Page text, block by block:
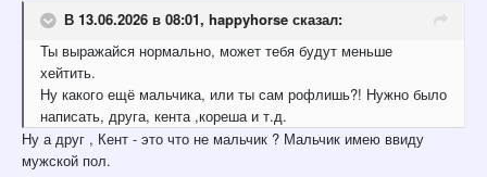
В 13.06.2026 в 08:01, happyhorse сказал:
Ты выражайся нормально, может тебя будут меньше
хейтить.
Ну какого ещё мальчика, или ты сам рофлишь?! Нужно было
написать, друга, кента ,кореша и т.д.
Ну а друг , Кент - это что не мальчик ? Мальчик имею ввиду
мужской пол.